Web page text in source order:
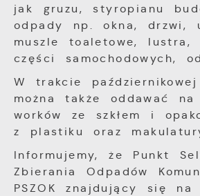
jak gruzu, styropianu
odpady np. okna, drzwi,
muszle toaletowe,
części samochodowych,
W trakcie
można także oddawać na
worków ze szkłem i
z plastiku oraz
Informujemy, że Punkt
Zbierania Odpadów
PSZOK znajdujący się